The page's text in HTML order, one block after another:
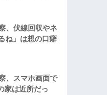
、伏線回収やネ
ね」は想の口癖
、スマホ画面で
家は近所だっ